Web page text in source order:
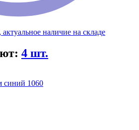
наличие на складе
4 шт.
синий 1060